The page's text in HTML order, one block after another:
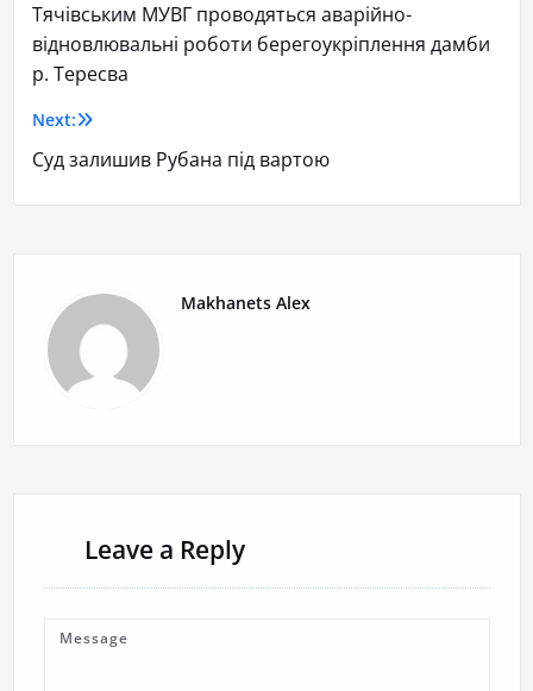
Тячівським МУВГ проводяться аварійно-
відновлювальні роботи берегоукріплення дамби
р. Тересва
Next:
Суд залишив Рубана під вартою
Makhanets Alex
Leave a Reply